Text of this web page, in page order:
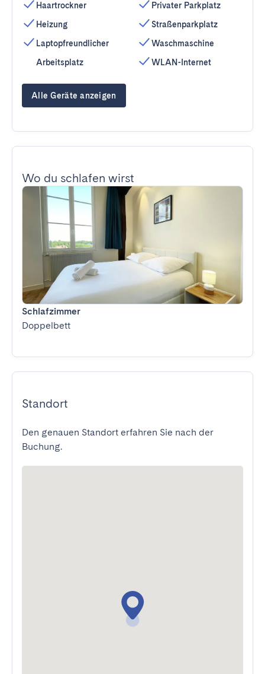
Haartrockner
Heizung
Laptopfreundlicher
Arbeitsplatz
Privater Parkplatz
Straßenparkplatz
Waschmaschine
WLAN-Internet
Alle Geräte anzeigen
Wo du schlafen wirst
Schlafzimmer
Doppelbett
Standort
Den genauen Standort erfahren Sie nach der
Buchung.